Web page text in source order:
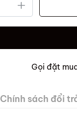
Gọi đặt
Chính sách đổi